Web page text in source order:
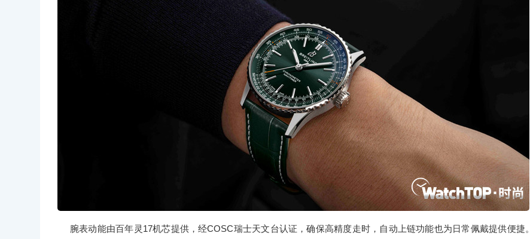
腕表动能由百年灵17机芯提供，经COSC瑞士天文台认证，确保高精度走时，自动上链功能也为日常佩戴提供便捷。